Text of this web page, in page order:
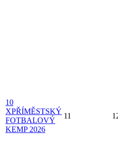
10
XPŘÍMĚSTSKÝ
FOTBALOVÝ
KEMP 2026
11